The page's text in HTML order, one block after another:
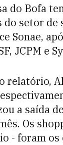
do Bofa
do setor
Sonae,
JCPM e
relatório,
a saída
Os
- foram